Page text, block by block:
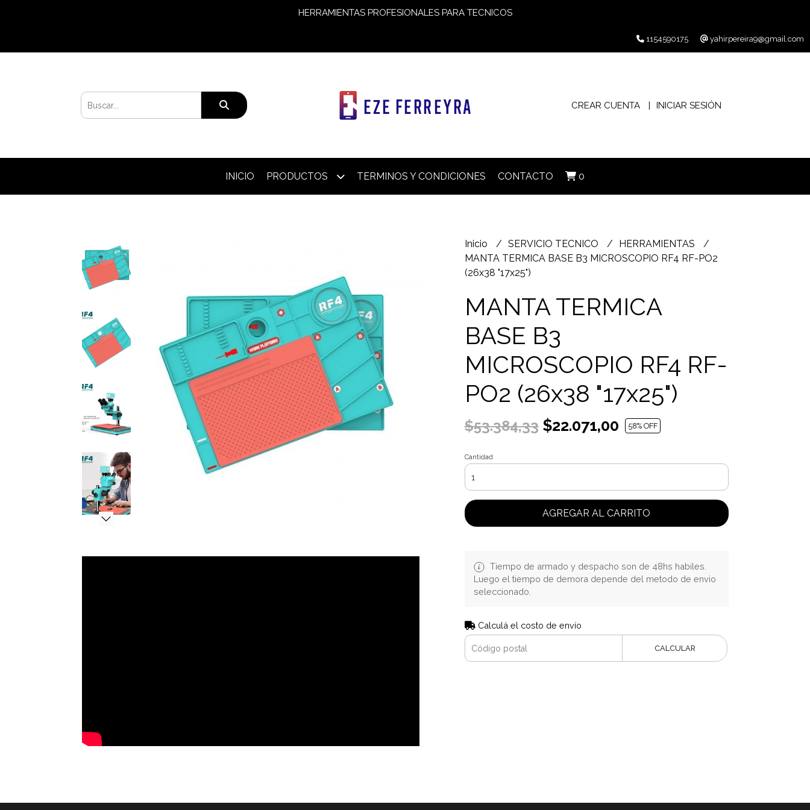
HERRAMIENTAS PROFESIONALES PARA TECNICOS
1154590175 yahirpereira9@gmail.com
CREAR CUENTA INICIAR SESIÓN
INICIO PRODUCTOS TERMINOS Y CONDICIONES CONTACTO 0
Inicio SERVICIO TECNICO
HERRAMIENTAS
MANTA TERMICA BASE B3 MICROSCOPIO RF4 RF-PO2
(26x38 "17x25")
MANTA TERMICA
BASE B3
MICROSCOPIO RF4 RF-
PO2 (26x38 "17x25")
$53.384,33$22.071,00 58% OFF
Cantidad
AGREGAR AL CARRITO
Tiempo de armado y despacho son de 48hs habiles.
Luego el tiempo de demora depende del metodo de envio
seleccionado.
Calculá el costo de envío
CALCULAR